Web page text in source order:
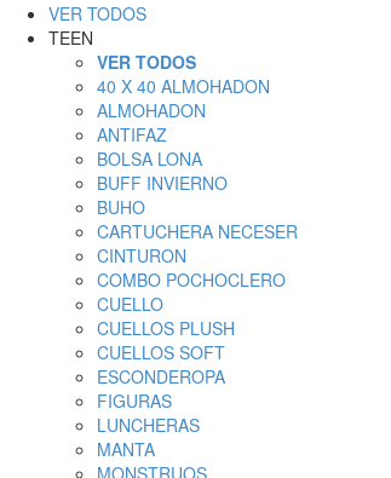
VER TODOS
TEEN
VER TODOS
40 X 40 ALMOHADON
ALMOHADON
ANTIFAZ
BOLSA LONA
BUFF INVIERNO
BUHO
CARTUCHERA NECESER
CINTURON
COMBO POCHOCLERO
CUELLO
CUELLOS PLUSH
CUELLOS SOFT
ESCONDEROPA
FIGURAS
LUNCHERAS
MANTA